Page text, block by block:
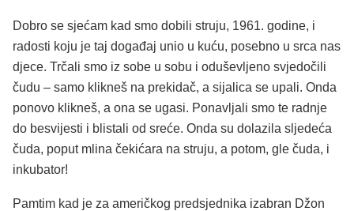
Dobro se sjećam kad smo dobili struju, 1961. godine, i
radosti koju je taj događaj unio u kuću, posebno u srca nas
djece. Trčali smo iz sobe u sobu i oduševljeno svjedočili
čudu – samo klikneš na prekidač, a sijalica se upali. Onda
ponovo klikneš, a ona se ugasi. Ponavljali smo te radnje
do besvijesti i blistali od sreće. Onda su dolazila sljedeća
čuda, poput mlina čekićara na struju, a potom, gle čuda, i
inkubator!
Pamtim kad je za američkog predsjednika izabran Džon